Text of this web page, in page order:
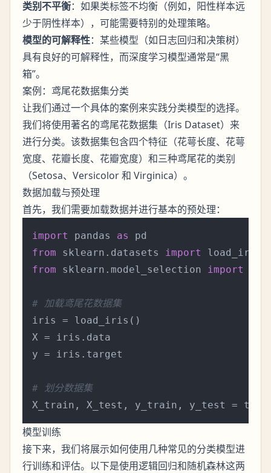
类别不平衡：如果类标签不均衡（例如，阳性样本远
少于阴性样本），可能需要特别的处理策略。
模型的可解释性：某些模型（如日志回归和决策树）
具有良好的可解释性，而深度学习模型通常是“黑
箱”。
案例：鸢尾花数据集分类
让我们通过一个具体的案例来实践分类模型的选择。
我们将使用著名的鸢尾花数据集（Iris Dataset）来
进行分类。该数据集包含四个特征（花萼长度、花萼
宽度、花瓣长度、花瓣宽度）和三种鸢尾花的类别
（Setosa、Versicolor 和 Virginica）。
数据加载与预处理
首先，我们需要加载数据并进行基本的预处理：
import pandas as
from sklearn.datasets import
from sklearn.model_selection import
# 加载鸢尾花数据集
iris = load_iris()
X = iris.data
y = iris.target
# 划分数据集
X_train, X_test, y_train, y_test =
模型训练
接下来，我们将展示如何使用几种常见的分类模型进
行训练和评估。以下是使用逻辑回归和随机森林这两